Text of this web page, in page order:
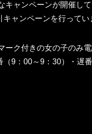
キャンペーンが開催し
ャンペーンを行ってい
ーク付きの女の子のみ
9：00～9：30）・遅